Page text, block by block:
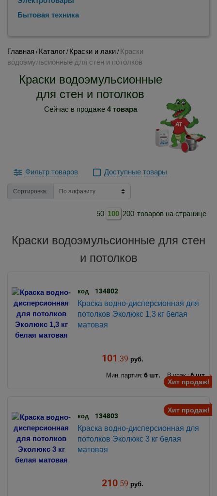
Бытовая техника
Главная / Каталог / Краски и лаки / Краски
водоэмульсионные для стен и потолков
Краски водоэмульсионные
для стен и потолков
Сейчас в продаже 4 товара
Фильтр товаров Доступные товары
Сортировка:
50 100 200 товаров на странице
Краски водоэмульсионные для стен
и потолков
Хит продаж!
код 134802
Краска водно-дисперсионная для
потолков Эколюкс 1,3 кг белая
матовая
101.39 руб.
Мин. партия: 6 шт. В упак.:6 шт.
Хит продаж!
код 134803
Краска водно-дисперсионная для
потолков Эколюкс 3 кг белая
матовая
210.59 руб.